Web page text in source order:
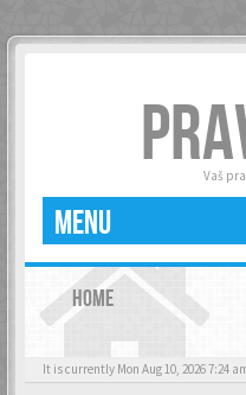
Vaš
MENU
HOME
It is currently Mon Aug 10, 2026 7:24